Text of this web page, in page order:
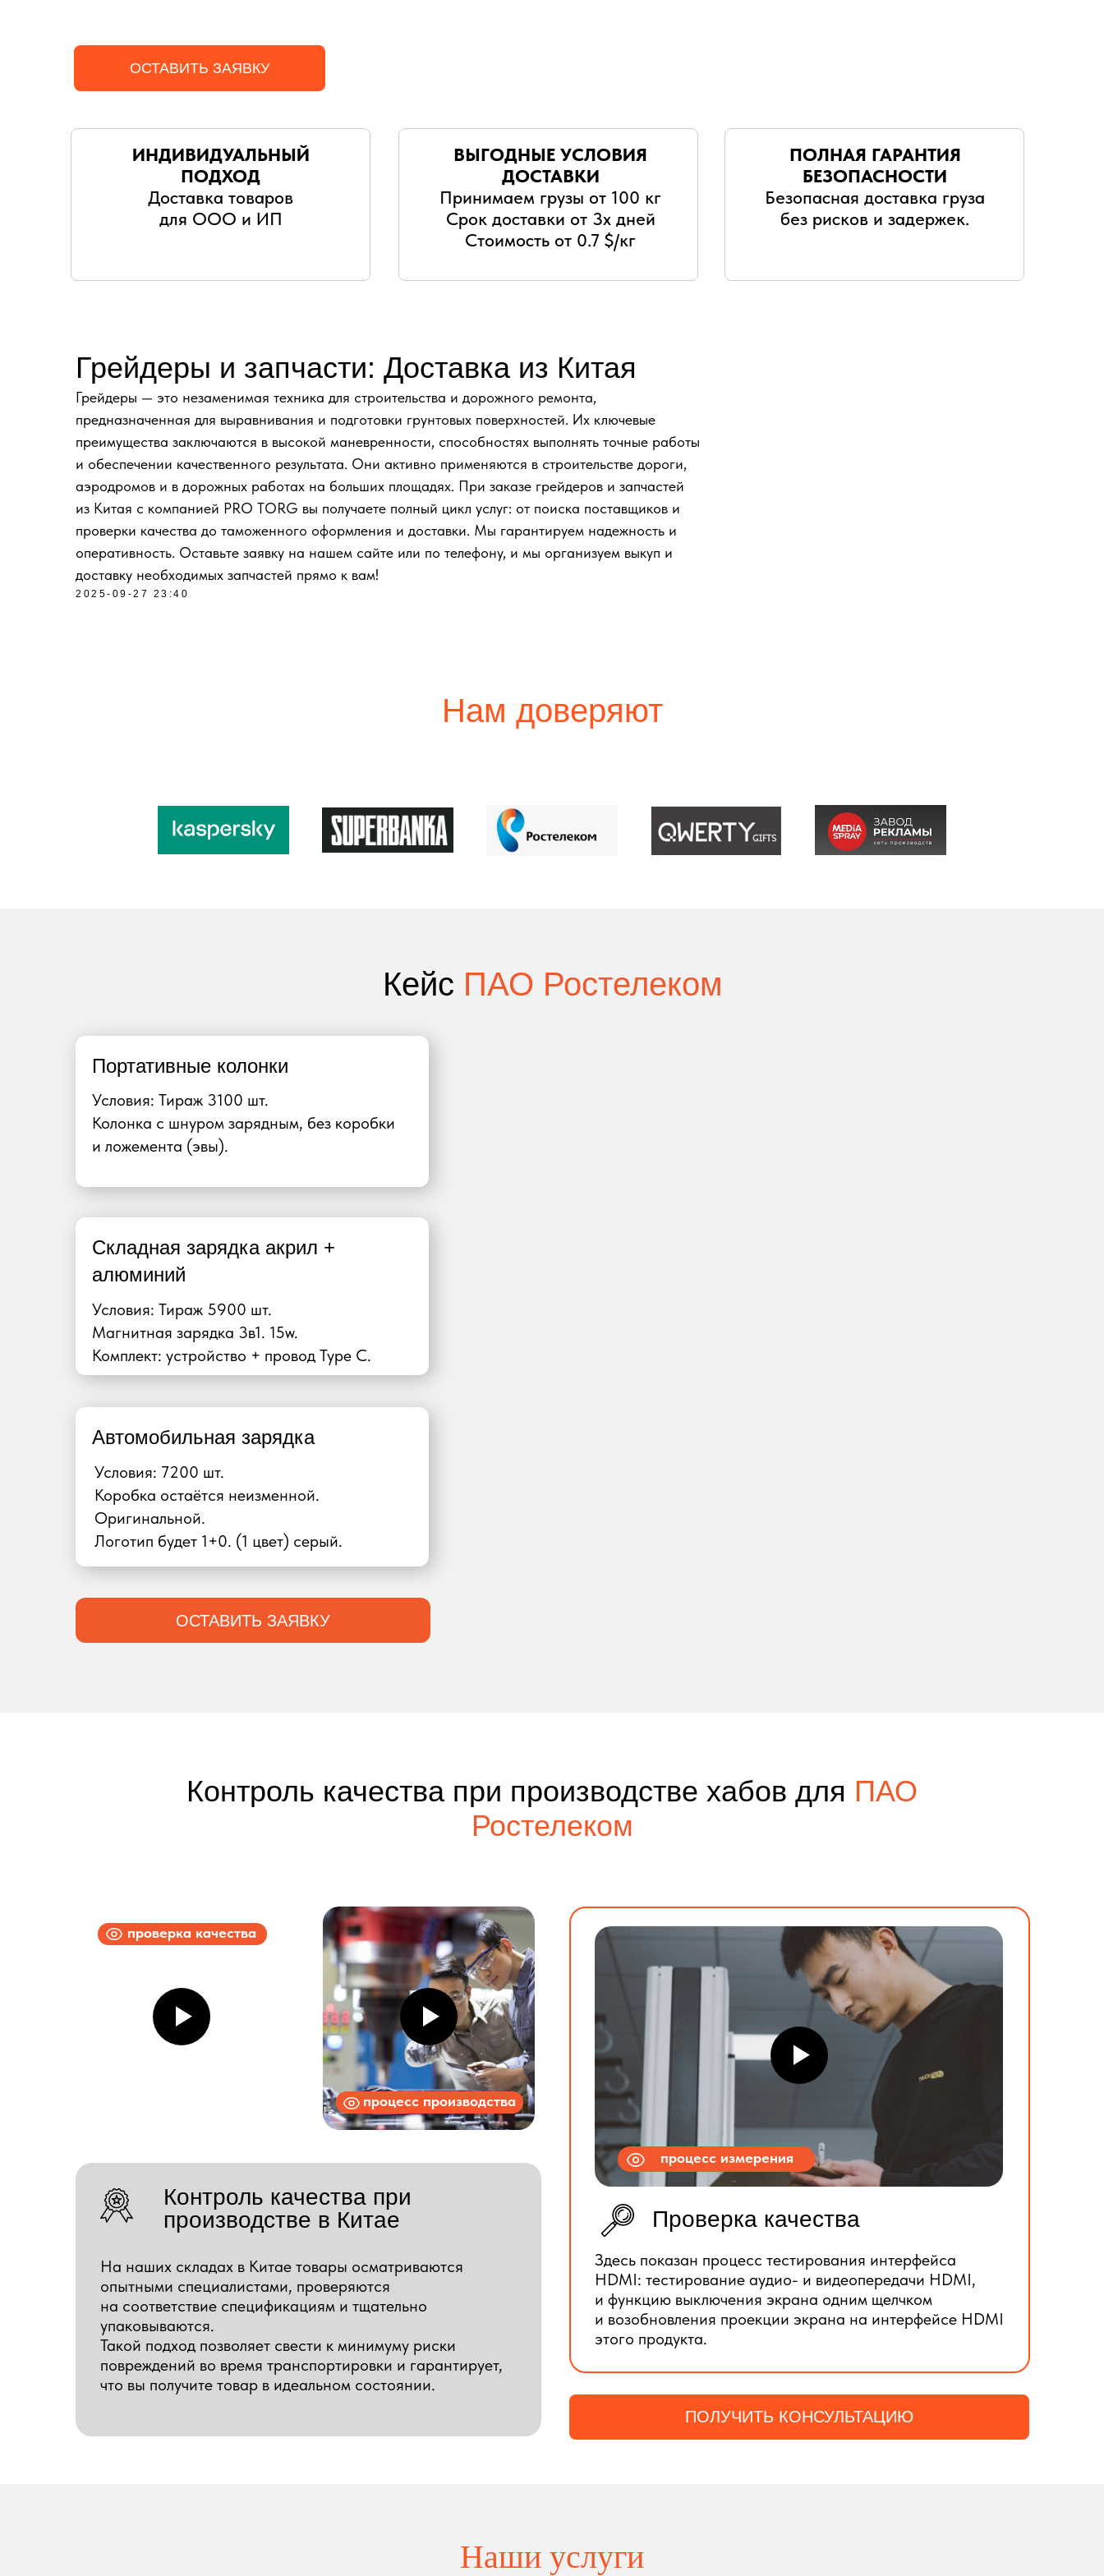
ОСТАВИТЬ ЗАЯВКУ
ВЫГОДНЫЕ УСЛОВИЯ
ДОСТАВКИ
Принимаем грузы от 100 кг
Срок доставки от 3х дней
Стоимость от 0.7 $/кг
ПОЛНАЯ ГАРАНТИЯ
БЕЗОПАСНОСТИ
Безопасная доставка груза
без рисков и задержек.
ИНДИВИДУАЛЬНЫЙ
ПОДХОД
Доставка товаров
для ООО и ИП
Грейдеры и запчасти: Доставка из Китая
Грейдеры — это незаменимая техника для строительства и дорожного ремонта,
предназначенная для выравнивания и подготовки грунтовых поверхностей. Их ключевые
преимущества заключаются в высокой маневренности, способностях выполнять точные работы
и обеспечении качественного результата. Они активно применяются в строительстве дороги,
аэродромов и в дорожных работах на больших площадях. При заказе грейдеров и запчастей
из Китая с компанией PRO TORG вы получаете полный цикл услуг: от поиска поставщиков и
проверки качества до таможенного оформления и доставки. Мы гарантируем надежность и
оперативность. Оставьте заявку на нашем сайте или по телефону, и мы организуем выкуп и
доставку необходимых запчастей прямо к вам!
2025-09-27 23:40
Нам доверяют
Кейс ПАО Ростелеком
ОСТАВИТЬ ЗАЯВКУ
Портативные колонки
Условия: Тираж 3100 шт.
Колонка с шнуром зарядным, без коробки
и ложемента (эвы).
Складная зарядка акрил +
алюминий
Условия: Тираж 5900 шт.
Магнитная зарядка 3в1. 15w.
Комплект: устройство + провод Type C.
Автомобильная зарядка
Условия: 7200 шт.
Коробка остаётся неизменной.
Оригинальной.
Логотип будет 1+0. (1 цвет) серый.
Контроль качества при производстве хабов для ПАО
Ростелеком
Контроль качества при
производстве в Китае
На наших складах в Китае товары осматриваются
опытными специалистами, проверяются
на соответствие спецификациям и тщательно
упаковываются.
Такой подход позволяет свести к минимуму риски
повреждений во время транспортировки и гарантирует,
что вы получите товар в идеальном состоянии.
проверка качества
процесс производства
ПОЛУЧИТЬ КОНСУЛЬТАЦИЮ
Проверка качества
Здесь показан процесс тестирования интерфейса
HDMI: тестирование аудио- и видеопередачи HDMI,
и функцию выключения экрана одним щелчком
и возобновления проекции экрана на интерфейсе HDMI
этого продукта.
процесс измерения
Наши услуги